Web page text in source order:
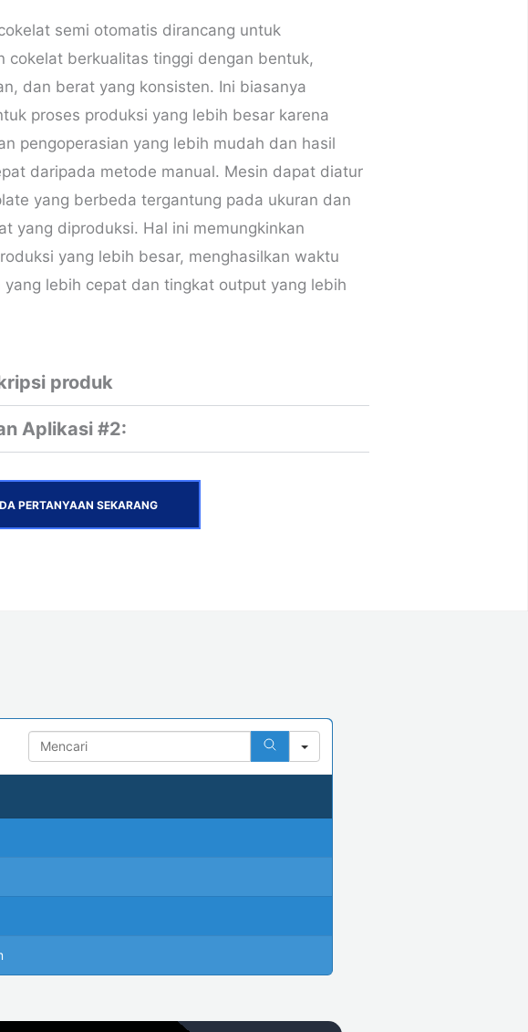
semi otomatis dirancang untuk
cokelat berkualitas tinggi dengan bentuk,
dan berat yang konsisten. Ini biasanya
proses produksi yang lebih besar karena
pengoperasian yang lebih mudah dan hasil
daripada metode manual. Mesin dapat diatur
yang berbeda tergantung pada ukuran dan
yang diproduksi. Hal ini memungkinkan
yang lebih besar, menghasilkan waktu
yang lebih cepat dan tingkat output yang lebih
produk
Aplikasi #2:
PERTANYAAN SEKARANG
Mencari